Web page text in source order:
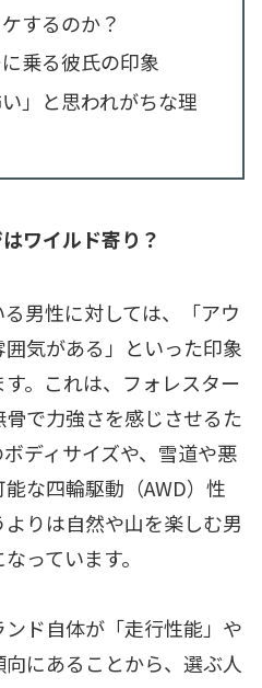
するのか？
乗る彼氏の印象
」と思われがちな理
ワイルド寄り？
男性に対しては、「アウ
気がある」といった印象
。これは、フォレスター
で力強さを感じさせるた
ディサイズや、雪道や悪
な四輪駆動（AWD）性
りは自然や山を楽しむ男
っています。
ド自体が「走行性能」や
向にあることから、選ぶ人